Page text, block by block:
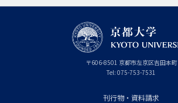
〒606-8501 京
都
府
京都市左京区吉田本町
Tel: 075-753-7531
刊行物・資料請求